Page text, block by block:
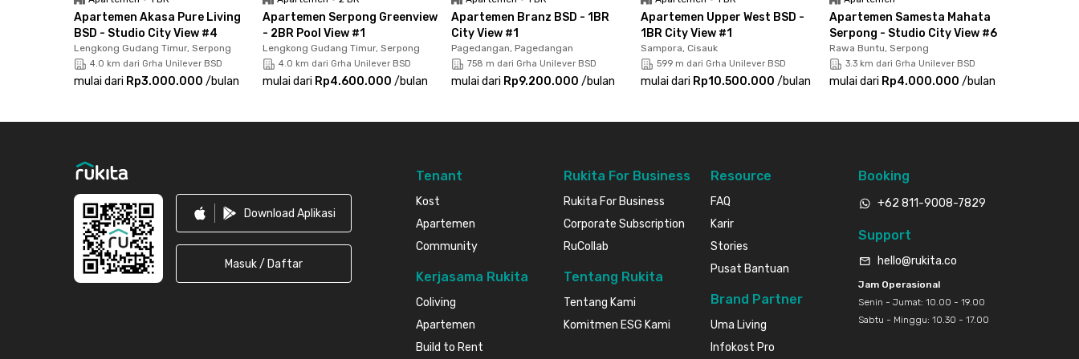
Fasilitas gedung pun tidak kalah lengkap. Kamu bisa menggunakan fasilitas seperti kolam
renang, skate park, fitness center, playground, hingga area parkir berbayar. Komplet banget, kan?
Yuk, booking unitnya sekarang juga sebelum kehabisan!
Apartemen Akasa Pure Living
BSD - Studio City View #4
Lengkong Gudang Timur, Serpong
4.0 km dari Grha Unilever BSD
mulai dari Rp3.000.000 /bulan
Apartemen Serpong Greenview
- 2BR Pool View #1
Lengkong Gudang Timur, Serpong
4.0 km dari Grha Unilever BSD
mulai dari Rp4.600.000 /bulan
Apartemen Branz BSD - 1BR
City View #1
Pagedangan, Pagedangan
758 m dari Grha Unilever BSD
mulai dari Rp9.200.000 /bulan
Apartemen Upper West BSD -
1BR City View #1
Sampora, Cisauk
599 m dari Grha Unilever BSD
mulai dari Rp10.500.000 /bulan
Apartemen Samesta Mahata
Serpong - Studio City View #6
Rawa Buntu, Serpong
3.3 km dari Grha Unilever BSD
mulai dari Rp4.000.000 /bulan
Download Aplikasi
Masuk / Daftar
Tenant
Kost
Apartemen
Community
Kerjasama Rukita
Coliving
Apartemen
Build to Rent
Rukita For Business
Rukita For Business
Corporate Subscription
RuCollab
Tentang Rukita
Tentang Kami
Komitmen ESG Kami
Resource
FAQ
Karir
Stories
Pusat Bantuan
Brand Partner
Uma Living
Infokost Pro
Booking
+62 811-9008-7829
Support
hello@rukita.co
Jam Operasional
Senin - Jumat: 10.00 - 19.00
Sabtu - Minggu: 10.30 - 17.00